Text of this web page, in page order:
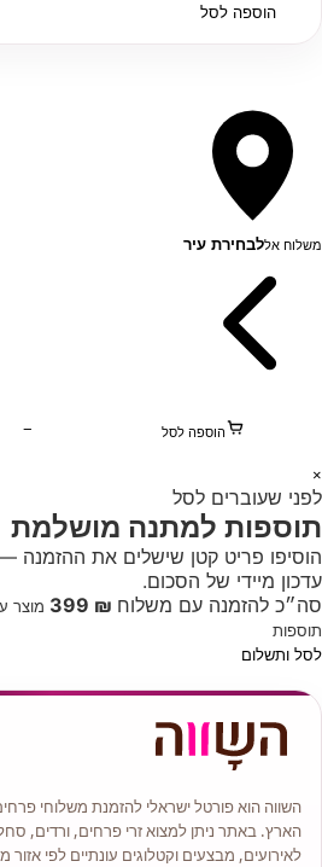
הוספה לסל
משלוח אללבחירת עיר
− הוספה לסל
×
לפני שעוברים לסל
תוספות למתנה מושלמת
הוסיפו פריט קטן שישלים את ההזמנה
עדכון מיידי של הסכום.
סה״כ להזמנה עם משלוח ₪ 399
תוספות
לסל ותשלום
השווה הוא פורטל ישראלי להזמנת משלוחי
הארץ. באתר ניתן למצוא זרי פרחים, ורדים,
לאירועים, מבצעים וקטלוגים עונתיים לפי